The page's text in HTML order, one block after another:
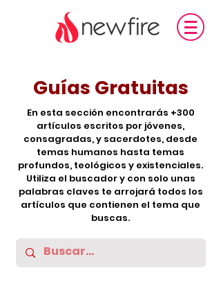
Guías Gratuitas
En esta sección encontrarás +300
artículos escritos por jóvenes,
consagradas, y sacerdotes, desde
temas humanos hasta temas
profundos, teológicos y existenciales.
Utiliza el buscador y con solo unas
palabras claves te arrojará todos los
artículos que contienen el tema que
buscas.